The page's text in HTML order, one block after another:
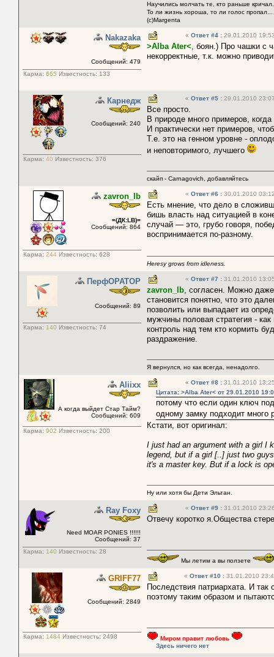
Научились молчать те, кто раньше кричал.
То ли жизнь хороша, то ли голос пропал...
(с)Margenta
Nakazaka
Сообщений: 479
Карма: 665 Известность: 133
« Ответ #4 : 29.01.2010
>Alba Ater<, боян.) Про чашки с
некорректные, т.к. можно
Карнедж
Сообщений: 240
Карма: 40 Известность: 376
« Ответ #5 : 29.01.2010
Все просто.
В природе много примеров,
И практически нет примеров,
Т.е. это на генном уровне -
и неповторимого, лучшего
скайп - Carnagovich, добавляйтесь
zavron_lb
=(ДК:LB)=
Сообщений: 864
Карма: 244 Известность: 628
« Ответ #6 : 30.01.2010
Есть мнение, что дело в
бишь власть над ситуацией в
случай — это, грубо говоря,
воспринимается по-разному.
Heresy grows from idleness.
ПерфОРАТОР
Сообщений: 89
Карма: 140 Известность: 74
« Ответ #7 : 31.01.2010
zavron_lb, согласен. Можно
становится понятно, что это
позволить или выпадает из
мужчины половая стратегия -
контроль над тем кто кормить
раздражение.
Я вернулся, но как всегда, ненадолго.
Aliixx
А когда выйдет Стар Тайм?
Сообщений: 609
Карма: 902 Известность: 200
« Ответ #8 : 31.01.2010
Цитата: >Alba Ater< от 29.01.2010
потому что если один ключ
одному замку подходит много
Кстати, вот оригинал:
I just had an argument with a girl I
legend, but if a girl [..] just two
it's a master key. But if a lock is
Ну или хотя бы Дети Эльтан.
Ray Foxy
Need MOAR PONIES !!!!!!
Сообщений: 37
Карма: 140 Известность: 28
« Ответ #9 : 31.01.2010
Отвечу коротко я.Общества
Мы летим а вы ползете
GRIFF77
Сообщений: 2849
Карма: 1484 Известность: 2498
« Ответ #10 : 31.01.2010
Последствия патриархата. И
поэтому таким образом и
Миром правит любовь
Здесь ничего нет